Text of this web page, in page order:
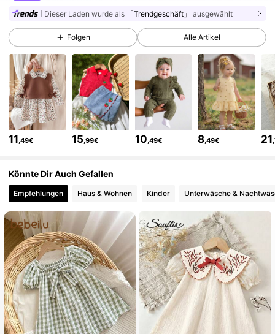
4,89
4,89 620K Follower
4,89 620K Follower
4,89 620K Follower
4,89 620K Follower
4,89 620K Follower
4,89 620K Follower
Dieser Laden wurde als 「Trendgeschäft」 ausgewählt
Folgen Alle Artikel
11,49€ 15,99€ 10,49€ 8,49€ 21
Könnte Dir Auch Gefallen
Empfehlungen Haus & Wohnen Kinder Unterwäsche &